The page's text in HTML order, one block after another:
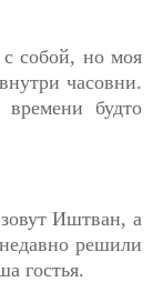
собой, но моя
часовни.
будто
Иштван, а
решили
гостья.